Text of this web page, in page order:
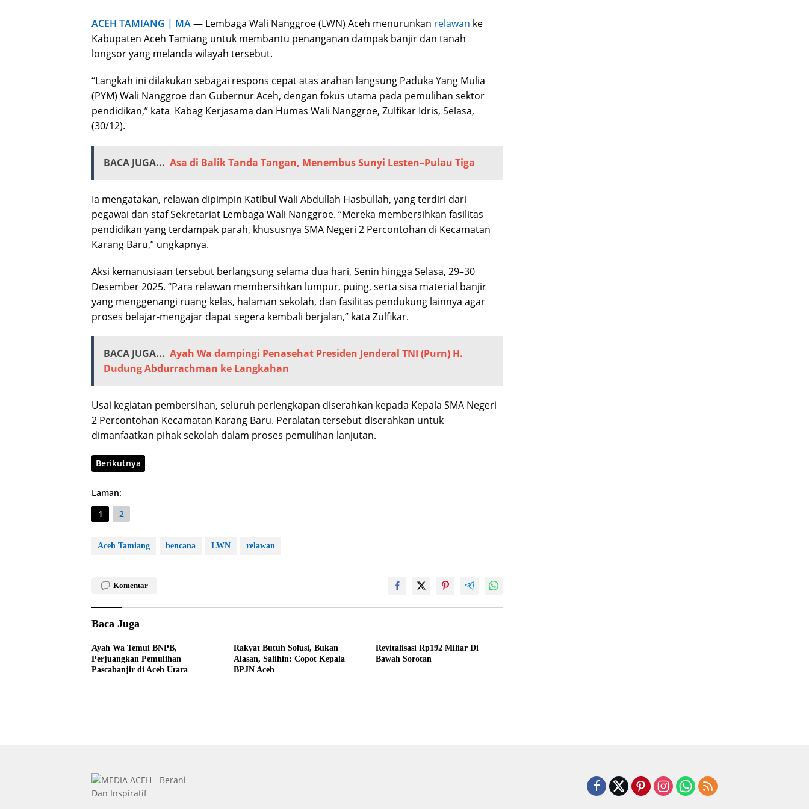
ACEH TAMIANG | MA— Lembaga Wali Nanggroe (LWN) Aceh menurunkan relawan ke
Kabupaten Aceh Tamiang untuk membantu penanganan dampak banjir dan tanah
longsor yang melanda wilayah tersebut.
“Langkah ini dilakukan sebagai respons cepat atas arahan langsung Paduka Yang Mulia
(PYM) Wali Nanggroe dan Gubernur Aceh, dengan fokus utama pada pemulihan sektor
pendidikan,” kata Kabag Kerjasama dan Humas Wali Nanggroe, Zulfikar Idris, Selasa,
(30/12).
BACA JUGA... Asa di Balik Tanda Tangan, Menembus Sunyi Lesten–Pulau Tiga
Ia mengatakan, relawan dipimpin Katibul Wali Abdullah Hasbullah, yang terdiri dari
pegawai dan staf Sekretariat Lembaga Wali Nanggroe. “Mereka membersihkan fasilitas
pendidikan yang terdampak parah, khususnya SMA Negeri 2 Percontohan di Kecamatan
Karang Baru,” ungkapnya.
Aksi kemanusiaan tersebut berlangsung selama dua hari, Senin hingga Selasa, 29–30
Desember 2025. “Para relawan membersihkan lumpur, puing, serta sisa material banjir
yang menggenangi ruang kelas, halaman sekolah, dan fasilitas pendukung lainnya agar
proses belajar-mengajar dapat segera kembali berjalan,” kata Zulfikar.
BACA JUGA... Ayah Wa dampingi Penasehat Presiden Jenderal TNI (Purn) H.
Dudung Abdurrachman ke Langkahan
Usai kegiatan pembersihan, seluruh perlengkapan diserahkan kepada Kepala SMA Negeri
2 Percontohan Kecamatan Karang Baru. Peralatan tersebut diserahkan untuk
dimanfaatkan pihak sekolah dalam proses pemulihan lanjutan.
Berikutnya
Laman:
1
2
Aceh Tamiang bencana LWN relawan
Komentar
Baca Juga
Ayah Wa Temui BNPB,
Perjuangkan Pemulihan
Pascabanjir di Aceh Utara
Rakyat Butuh Solusi, Bukan
Alasan, Salihin: Copot Kepala
BPJN Aceh
Revitalisasi Rp192 Miliar Di
Bawah Sorotan